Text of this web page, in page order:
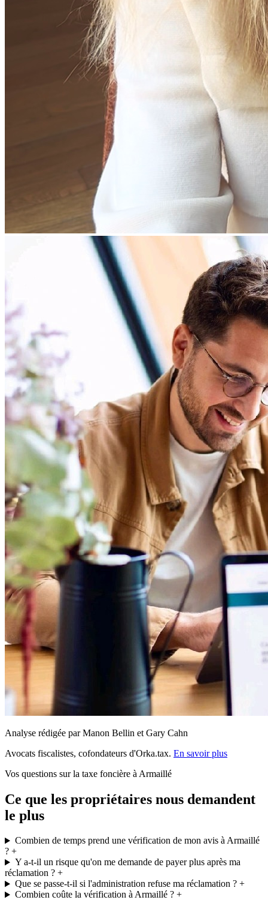
Analyse rédigée par Manon Bellin et Gary Cahn
Avocats fiscalistes, cofondateurs d'Orka.tax. En savoir plus
Vos questions sur la taxe foncière à Armaillé
Ce que les propriétaires nous demandent
le plus
Combien de temps prend une vérification de mon avis à Armaillé
? +
Y a-t-il un risque qu'on me demande de payer plus après ma
réclamation ? +
Que se passe-t-il si l'administration refuse ma réclamation ?+
Combien coûte la vérification à Armaillé ?+